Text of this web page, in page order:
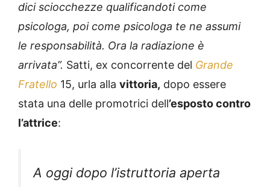
dici sciocchezze qualificandoti come
psicologa, poi come psicologa te ne assumi
le responsabilità. Ora la radiazione è
arrivata”. Satti, ex concorrente del Grande
Fratello 15, urla alla vittoria, dopo essere
stata una delle promotrici dell’esposto contro
l’attrice:
A oggi dopo l’istruttoria aperta